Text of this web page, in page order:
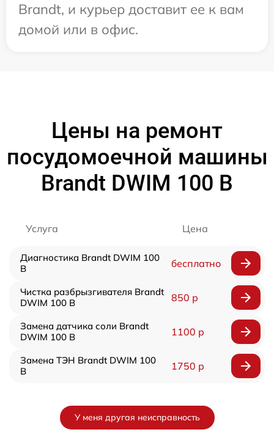
Brandt, и курьер доставит ее к вам
домой или в офис.
Цены на ремонт
посудомоечной машины
Brandt DWIM 100 B
Услуга Цена
Диагностика Brandt DWIM 100
B
бесплатно
Чистка разбрызгивателя Brandt
DWIM 100 B
850 р
Замена датчика соли Brandt
DWIM 100 B
1100 р
Замена ТЭН Brandt DWIM 100
B
1750 р
У меня другая неисправность